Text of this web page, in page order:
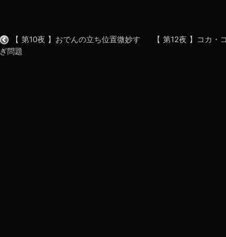
【 第10夜 】おでんの立ち位置微妙す
ぎ問題
【 第12夜 】コカ・